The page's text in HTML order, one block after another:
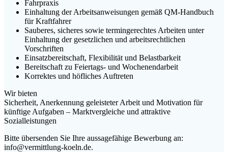
Fahrpraxis
Einhaltung der Arbeitsanweisungen gemäß QM-Handbuch
für Kraftfahrer
Sauberes, sicheres sowie termingerechtes Arbeiten unter
Einhaltung der gesetzlichen und arbeitsrechtlichen
Vorschriften
Einsatzbereitschaft, Flexibilität und Belastbarkeit
Bereitschaft zu Feiertags- und Wochenendarbeit
Korrektes und höfliches Auftreten
Wir bieten
Sicherheit, Anerkennung geleisteter Arbeit und Motivation für
künftige Aufgaben – Marktvergleiche und attraktive
Sozialleistungen
Bitte übersenden Sie Ihre aussagefähige Bewerbung an:
info@vermittlung-koeln.de.